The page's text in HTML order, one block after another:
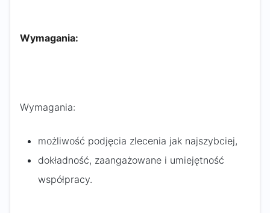
Wymagania:
Wymagania:
możliwość podjęcia zlecenia jak najszybciej,
dokładność, zaangażowane i umiejętność
współpracy.